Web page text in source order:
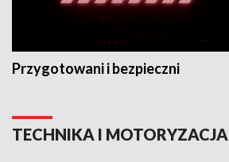
Przygotowani i bezpieczni
TECHNIKA I MOTORYZACJA